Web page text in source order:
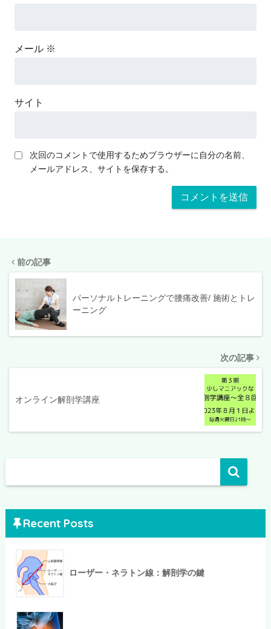
メール ※
サイト
次回のコメントで使用するためブラウザーに自分の名前、
メールアドレス、サイトを保存する。
前の記事
パーソナルトレーニングで腰痛改善/ 施術とトレ
ーニング
次の記事
オンライン解剖学講座
Recent Posts
ローザー・ネラトン線：解剖学の鍵